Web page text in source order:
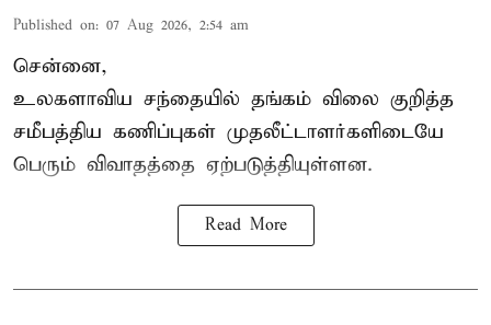
Published on: 07 Aug 2026, 2:54 am
சென்னை,
உலகளாவிய சந்தையில் தங்கம் விலை குறித்த
சமீபத்திய கணிப்புகள் முதலீட்டாளர்களிடையே
பெரும் விவாதத்தை ஏற்படுத்தியுள்ளன.
Read More